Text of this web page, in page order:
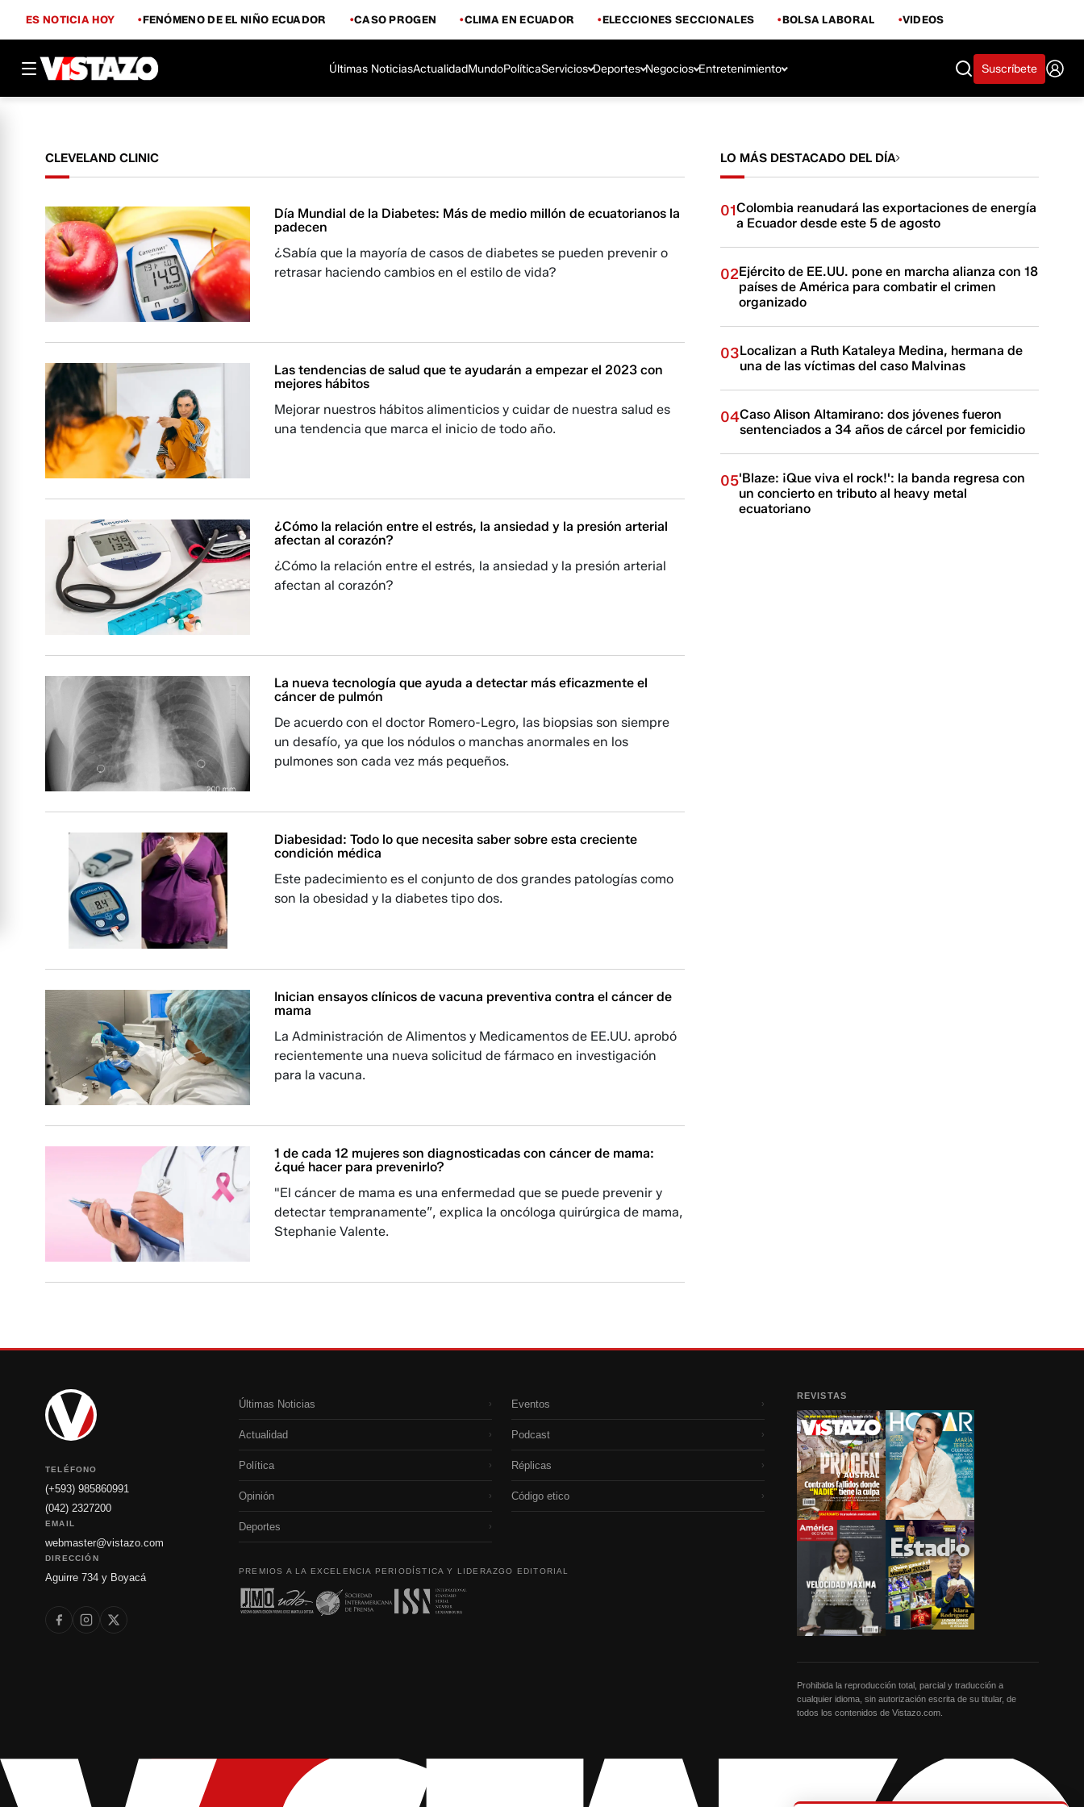
ES NOTICIA HOY FENÓMENO DE EL NIÑO ECUADOR CASO PROGEN CLIMA EN ECUADOR ELECCIONES SECCIONALES BOLSA LABORAL VIDEOS
Últimas NoticiasActualidadMundoPolíticaServicios Deportes Negocios Entretenimiento Suscríbete
CLEVELAND CLINIC
Día Mundial de la Diabetes: Más de medio millón de ecuatorianos la
padecen
¿Sabía que la mayoría de casos de diabetes se pueden prevenir o
retrasar haciendo cambios en el estilo de vida?
Las tendencias de salud que te ayudarán a empezar el 2023 con
mejores hábitos
Mejorar nuestros hábitos alimenticios y cuidar de nuestra salud es
una tendencia que marca el inicio de todo año.
¿Cómo la relación entre el estrés, la ansiedad y la presión arterial
afectan al corazón?
¿Cómo la relación entre el estrés, la ansiedad y la presión arterial
afectan al corazón?
La nueva tecnología que ayuda a detectar más eficazmente el
cáncer de pulmón
De acuerdo con el doctor Romero-Legro, las biopsias son siempre
un desafío, ya que los nódulos o manchas anormales en los
pulmones son cada vez más pequeños.
Diabesidad: Todo lo que necesita saber sobre esta creciente
condición médica
Este padecimiento es el conjunto de dos grandes patologías como
son la obesidad y la diabetes tipo dos.
Inician ensayos clínicos de vacuna preventiva contra el cáncer de
mama
La Administración de Alimentos y Medicamentos de EE.UU. aprobó
recientemente una nueva solicitud de fármaco en investigación
para la vacuna.
1 de cada 12 mujeres son diagnosticadas con cáncer de mama:
¿qué hacer para prevenirlo?
"El cáncer de mama es una enfermedad que se puede prevenir y
detectar tempranamente”, explica la oncóloga quirúrgica de mama,
Stephanie Valente.
LO MÁS DESTACADO DEL DÍA
01Colombia reanudará las exportaciones de energía
a Ecuador desde este 5 de agosto
02Ejército de EE.UU. pone en marcha alianza con 18
países de América para combatir el crimen
organizado
03Localizan a Ruth Kataleya Medina, hermana de
una de las víctimas del caso Malvinas
04Caso Alison Altamirano: dos jóvenes fueron
sentenciados a 34 años de cárcel por femicidio
05'Blaze: ¡Que viva el rock!': la banda regresa con
un concierto en tributo al heavy metal
ecuatoriano
TELÉFONO
(+593) 985860991
(042) 2327200
EMAIL
webmaster@vistazo.com
DIRECCIÓN
Aguirre 734 y Boyacá
Últimas Noticias ›
Actualidad ›
Política ›
Opinión ›
Deportes ›
Eventos ›
Podcast ›
Réplicas ›
Código etico ›
PREMIOS A LA EXCELENCIA PERIODÍSTICA Y LIDERAZGO EDITORIAL
REVISTAS
Prohibida la reproducción total, parcial y traducción a
cualquier idioma, sin autorización escrita de su titular, de
todos los contenidos de Vistazo.com.